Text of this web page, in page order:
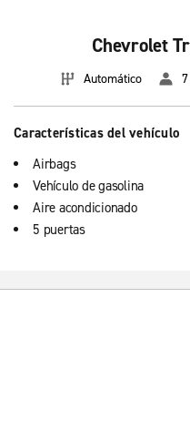
Chevrolet
Automático
Características del vehículo
Airbags
Vehículo de gasolina
Aire acondicionado
5 puertas